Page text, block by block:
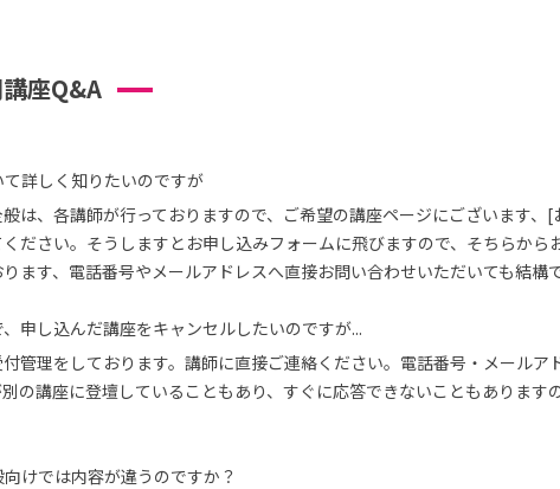
座Q&A
詳しく知りたいのですが
は、各講師が行っておりますので、ご希望の講座ページにございます、
ださい。そうしますとお申し込みフォームに飛びますので、そちらから
ます、電話番号やメールアドレスへ直接お問い合わせいただいても結構
申し込んだ講座をキャンセルしたいのですが...
管理をしております。講師に直接ご連絡ください。電話番号・メールア
の講座に登壇していることもあり、すぐに応答できないこともあります
けでは内容が違うのですか？